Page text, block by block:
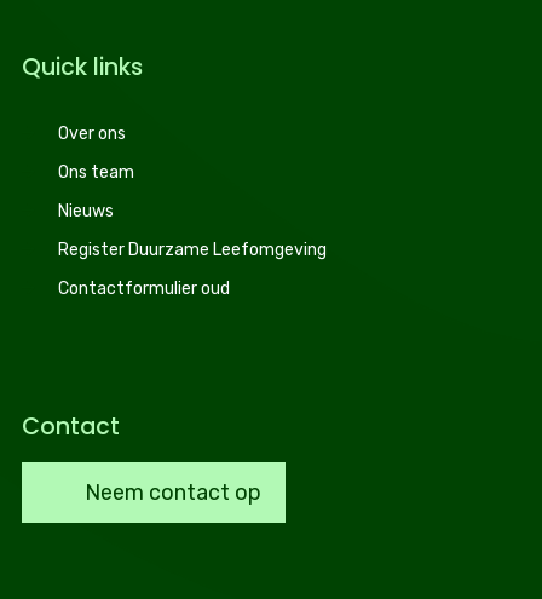
Quick links
Over ons
Ons team
Nieuws
Register Duurzame Leefomgeving
Contactformulier oud
Contact
Neem contact op